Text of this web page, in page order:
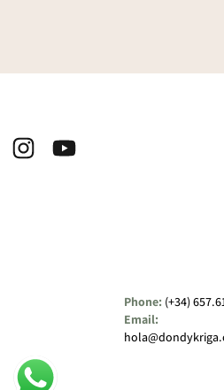
Phone: (+34)
Email: